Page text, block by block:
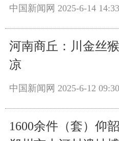
中国新闻网 2025-6-14 14:33
河南商丘：川金丝
凉
中国新闻网 2025-6-12 09:30
1600余件（套）仰